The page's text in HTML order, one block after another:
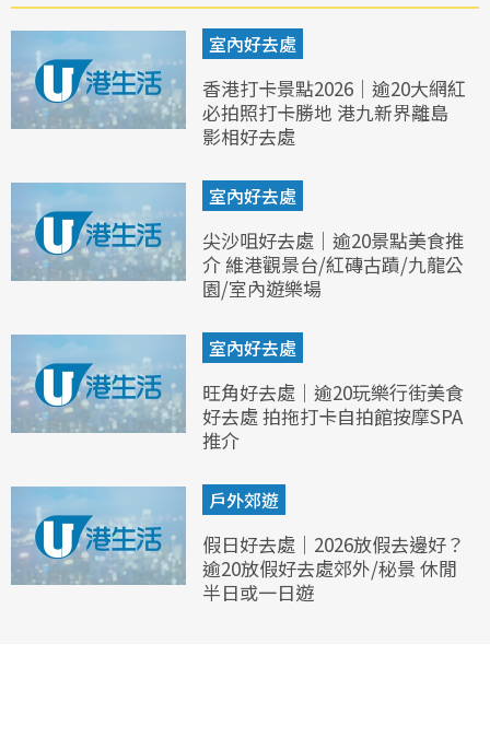
室內好去處
香港打卡景點2026｜逾20大網紅
必拍照打卡勝地 港九新界離島
影相好去處
室內好去處
尖沙咀好去處｜逾20景點美食推
介 維港觀景台/紅磚古蹟/九龍公
園/室內遊樂場
室內好去處
旺角好去處｜逾20玩樂行街美食
好去處 拍拖打卡自拍館按摩SPA
推介
戶外郊遊
假日好去處｜2026放假去邊好？
逾20放假好去處郊外/秘景 休閒
半日或一日遊